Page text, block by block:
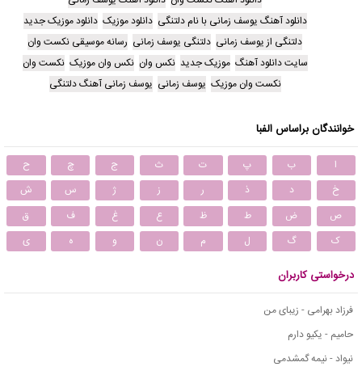
دانلود آهنگ یوسف زمانی با نام دلتنگی دانلود موزیک دانلود موزیک جدید
دلتنگی از یوسف زمانی دلتنگی یوسف زمانی رسانه موسیقی نکست وان
سایت دانلود آهنگ موزیک جدید نکس وان نکس وان موزیک نکست وان
نکست وان موزیک یوسف زمانی یوسف زمانی آهنگ دلتنگی
خوانندگان براساس الفبا
ا ب پ ت ث ج چ
ح
خ
د ذ ر ز ژ س
ش
ص
ض ط ظ ع غ ف
ق
ک
گ ل م ن و ه ی
درخواستی کاربران
فرزاد بهرامی - زیبای من
حامیم - یکیو دارم
نیواد - نیمه گمشدمی